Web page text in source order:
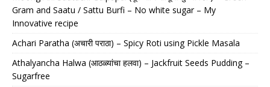
Gram and Saatu / Sattu Burfi – No white sugar – My
Innovative recipe
Achari Paratha (अचारी पराठा) – Spicy Roti using Pickle Masala
Athalyancha Halwa (आठळ्यांचा हलवा) – Jackfruit Seeds Pudding –
Sugarfree